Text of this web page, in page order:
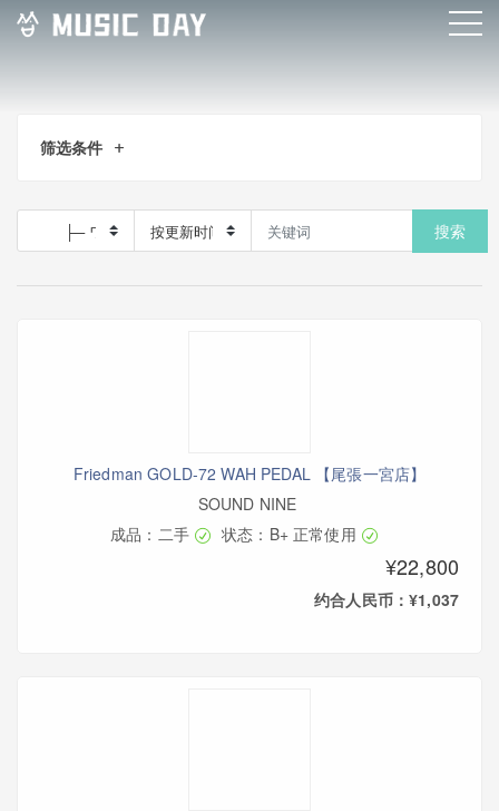
筛选条件
搜索
Friedman GOLD-72 WAH PEDAL 【尾張一宮店】
SOUND NINE
成品：二手
状态：B+ 正常使用
¥22,800
约合人民币：¥1,037